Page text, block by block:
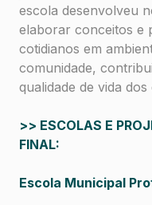
escola desenvolveu
elaborar conceitos e
cotidianos em
comunidade,
qualidade de vida
>> ESCOLAS E
FINAL:
Escola Municipal